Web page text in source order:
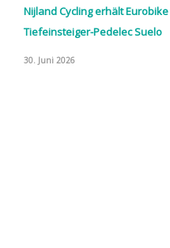
Nijland Cycling erhält
Tiefeinsteiger-Pedelec Suelo
30. Juni 2026